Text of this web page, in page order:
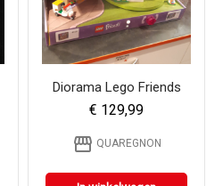
Diorama Lego Friends
€ 129,99
storefront QUAREGNON